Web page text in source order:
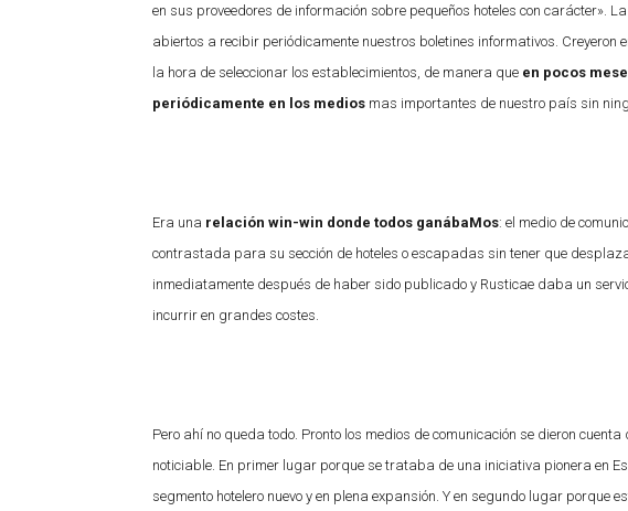
en sus proveedores de información sobre pequeños hoteles con carácter».
abiertos a recibir periódicamente nuestros boletines informativos. Creyeron
la hora de seleccionar los establecimientos, de manera que en pocos
periódicamente en los medios mas importantes de nuestro país sin
Era una relación win-win donde todos ganábaMos: el medio de
contrastada para su sección de hoteles o escapadas sin tener que
inmediatamente después de haber sido publicado y Rusticae daba un
incurrir en grandes costes.
Pero ahí no queda todo. Pronto los medios de comunicación se dieron
noticiable. En primer lugar porque se trataba de una iniciativa pionera en
segmento hotelero nuevo y en plena expansión. Y en segundo lugar porque